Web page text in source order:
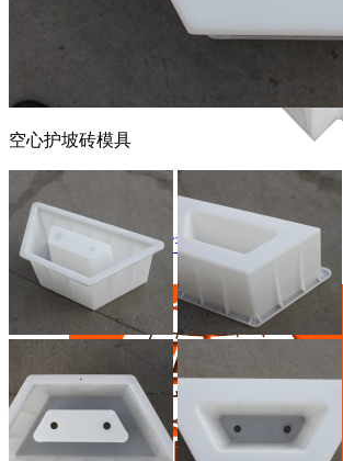
路沿石模具
市政道路路沿石预制
空心护坡砖模具